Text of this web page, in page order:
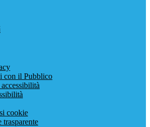
con il Pubblico
cookie